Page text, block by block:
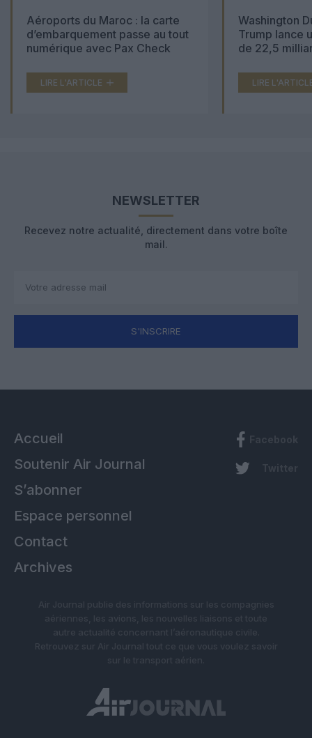
Aéroports du Maroc : la carte
d’embarquement passe au tout
numérique avec Pax Check
LIRE L'ARTICLE
Washington
Trump lance
de 22,5
LIRE
NEWSLETTER
Recevez notre actualité, directement dans votre boîte
mail.
S'INSCRIRE
Accueil
Soutenir Air Journal
S’abonner
Espace personnel
Contact
Archives